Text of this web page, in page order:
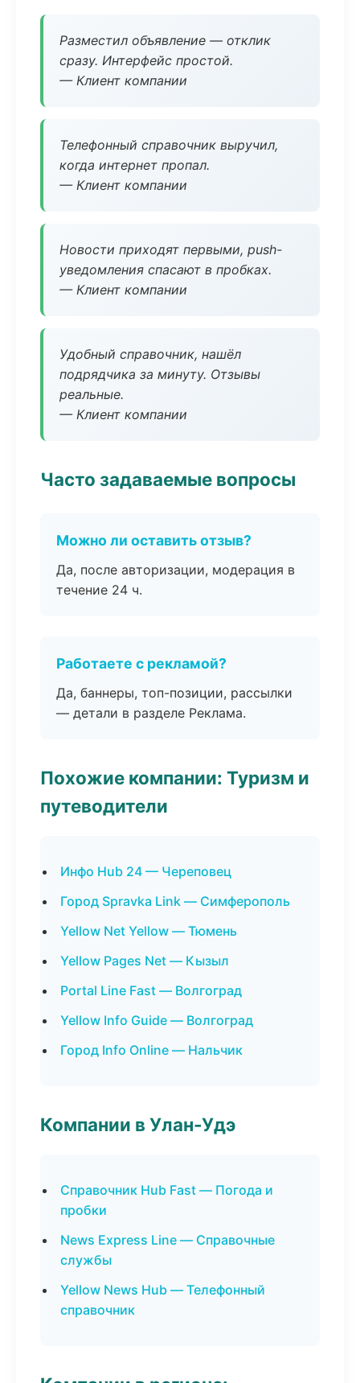
Разместил объявление — отклик
сразу. Интерфейс простой.
— Клиент компании
Телефонный справочник выручил,
когда интернет пропал.
— Клиент компании
Новости приходят первыми, push-
уведомления спасают в пробках.
— Клиент компании
Удобный справочник, нашёл
подрядчика за минуту. Отзывы
реальные.
— Клиент компании
Часто задаваемые вопросы
Можно ли оставить отзыв?
Да, после авторизации, модерация в
течение 24 ч.
Работаете с рекламой?
Да, баннеры, топ-позиции, рассылки
— детали в разделе Реклама.
Похожие компании: Туризм и
путеводители
Инфо Hub 24 — Череповец
Город Spravka Link — Симферополь
Yellow Net Yellow — Тюмень
Yellow Pages Net — Кызыл
Portal Line Fast — Волгоград
Yellow Info Guide — Волгоград
Город Info Online — Нальчик
Компании в Улан-Удэ
Справочник Hub Fast — Погода и
пробки
News Express Line — Справочные
службы
Yellow News Hub — Телефонный
справочник